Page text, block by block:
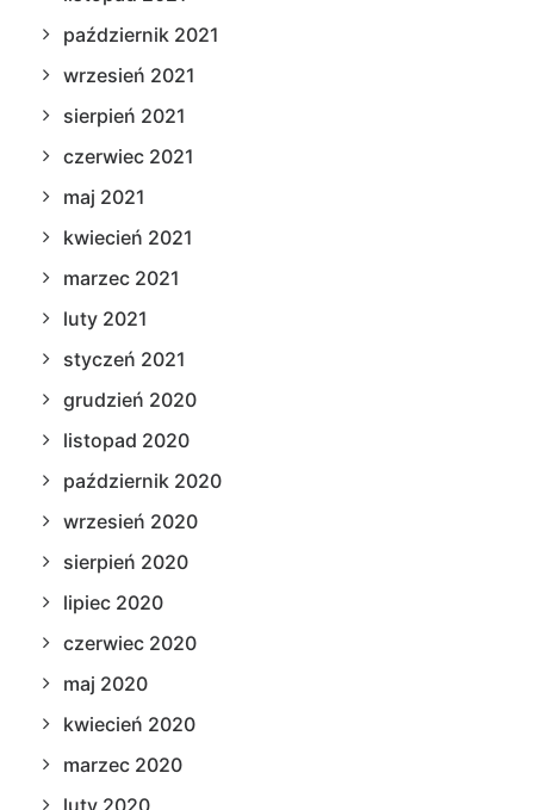
październik 2021
wrzesień 2021
sierpień 2021
czerwiec 2021
maj 2021
kwiecień 2021
marzec 2021
luty 2021
styczeń 2021
grudzień 2020
listopad 2020
październik 2020
wrzesień 2020
sierpień 2020
lipiec 2020
czerwiec 2020
maj 2020
kwiecień 2020
marzec 2020